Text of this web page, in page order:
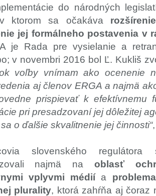
do národných
ktorom sa očakáva
jej formálneho postavenia v
je Rada pre vysielanie a
v novembri 2016 bol Ľ. Kukliš
voľby vnímam ako ocenenie
aj členov ERGA a najmä
prispievať k efektívnemu
pri presadzovaní jej dôležitej
o ďalšie skvalitnenie jej činnosti“
slovenského
najmä na oblasť
vplyvmi médií a
plurality, ktorá zahŕňa aj čoraz